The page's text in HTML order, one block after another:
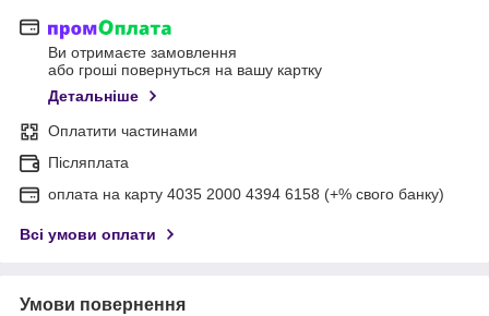
Ви отримаєте замовлення
або гроші повернуться на вашу картку
Детальніше
Оплатити частинами
Післяплата
оплата на карту 4035 2000 4394 6158 (+% свого банку)
Всі умови оплати
Умови повернення